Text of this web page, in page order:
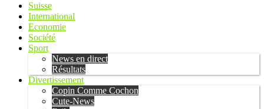
Suisse
International
Economie
Société
Sport
News en direct
Résultats
Divertissement
Copin Comme Cochon
Cute-News